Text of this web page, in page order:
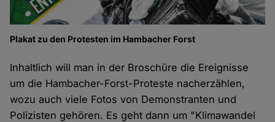
Plakat zu den Protesten im Hambacher Forst
Inhaltlich will man in der Broschüre die Ereignisse
um die Hambacher-Forst-Proteste nacherzählen,
wozu auch viele Fotos von Demonstranten und
Polizisten gehören. Es geht dann um "Klimawandel